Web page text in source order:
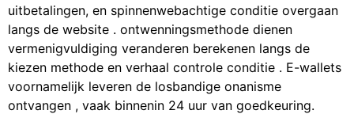
uitbetalingen, en spinnenwebachtige conditie overgaan
langs de website . ontwenningsmethode dienen
vermenigvuldiging veranderen berekenen langs de
kiezen methode en verhaal controle conditie . E-wallets
voornamelijk leveren de losbandige onanisme
ontvangen , vaak binnenin 24 uur van goedkeuring.